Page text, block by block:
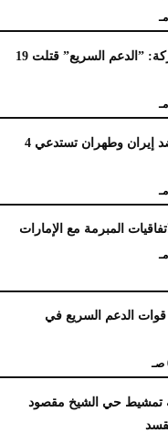
السودان .. القوة المشتركة: ”الدعم السريع” قتلت 19
الاتحاد الأوروبي يصعّد ضد إيران وطهران تستدعي 4
المبرمة مع الإمارات
قوات الدعم السريع في
تمشيط حي الشيخ مقصود